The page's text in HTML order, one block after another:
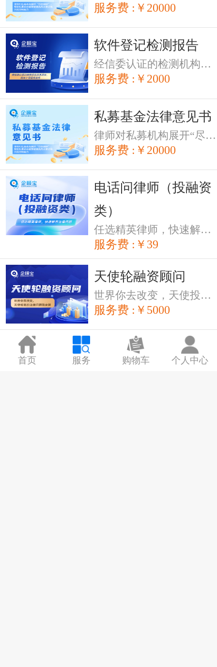
服务费 :￥20000
软件登记检测报告
经信委认证的检测机构出具报告，适用于增值税退税
服务费 :￥2000
私募基金法律意见书
律师对私募机构展开“尽职调研”，帮助私募机构管理者提高风控意识和风险控制能力。
服务费 :￥20000
电话问律师（投融资
类）
任选精英律师，快速解答法律问题
服务费 :￥39
天使轮融资顾问
世界你去改变，天使投资的法律问题我来管。
服务费 :￥5000
投资协议
投资行为实质是商业交易，企顺宝律师帮您规避交易过程中潜在的法律风险
首页 服务 购物车 个人中心